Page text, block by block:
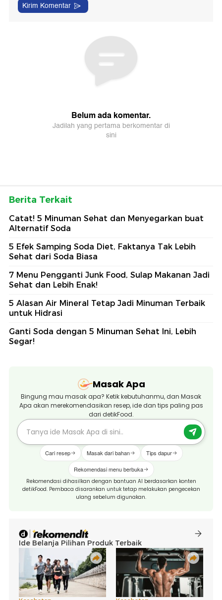
Berita Terkait
Catat! 5 Minuman Sehat dan Menyegarkan buat
Alternatif Soda
5 Efek Samping Soda Diet, Faktanya Tak Lebih
Sehat dari Soda Biasa
7 Menu Pengganti Junk Food, Sulap Makanan Jadi
Sehat dan Lebih Enak!
5 Alasan Air Mineral Tetap Jadi Minuman Terbaik
untuk Hidrasi
Ganti Soda dengan 5 Minuman Sehat Ini, Lebih
Segar!
Masak Apa
Bingung mau masak apa? Ketik kebutuhanmu, dan Masak
Apa akan merekomendasikan resep, ide dan tips paling pas
dari detikFood.
Cari resep Masak dari bahan Tips dapur
Rekomendasi menu berbuka
Rekomendasi dihasilkan dengan bantuan AI berdasarkan konten
detikFood. Pembaca disarankan untuk tetap melakukan pengecekan
ulang sebelum digunakan.